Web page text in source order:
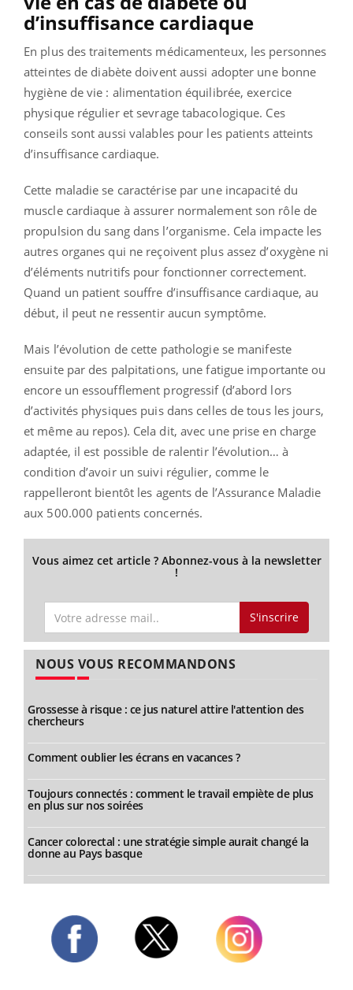
d’insuffisance cardiaque
En plus des traitements médicamenteux, les personnes
atteintes de diabète doivent aussi adopter une bonne
hygiène de vie : alimentation équilibrée, exercice
physique régulier et sevrage tabacologique. Ces
conseils sont aussi valables pour les patients atteints
d’insuffisance cardiaque.
Cette maladie se caractérise par une incapacité du
muscle cardiaque à assurer normalement son rôle de
propulsion du sang dans l’organisme. Cela impacte les
autres organes qui ne reçoivent plus assez d’oxygène ni
d’éléments nutritifs pour fonctionner correctement.
Quand un patient souffre d’insuffisance cardiaque, au
début, il peut ne ressentir aucun symptôme.
Mais l’évolution de cette pathologie se manifeste
ensuite par des palpitations, une fatigue importante ou
encore un essoufflement progressif (d’abord lors
d’activités physiques puis dans celles de tous les jours,
et même au repos). Cela dit, avec une prise en charge
adaptée, il est possible de ralentir l’évolution… à
condition d’avoir un suivi régulier, comme le
rappelleront bientôt les agents de l’Assurance Maladie
aux 500.000 patients concernés.
Vous aimez cet article ? Abonnez-vous à la newsletter
!
S'inscrire
NOUS VOUS RECOMMANDONS
Grossesse à risque : ce jus naturel attire l'attention des
chercheurs
Comment oublier les écrans en vacances ?
Toujours connectés : comment le travail empiète de plus
en plus sur nos soirées
Cancer colorectal : une stratégie simple aurait changé la
donne au Pays basque